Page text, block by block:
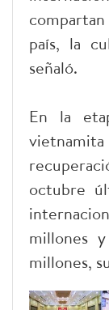
país, la
señaló.
En la
octubre
millones
millones,